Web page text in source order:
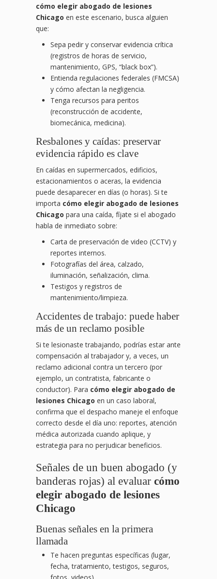
cómo elegir abogado de lesiones
Chicago en este escenario, busca alguien
que:
Sepa pedir y conservar evidencia crítica
(registros de horas de servicio,
mantenimiento, GPS, “black box”).
Entienda regulaciones federales (FMCSA)
y cómo afectan la negligencia.
Tenga recursos para peritos
(reconstrucción de accidente,
biomecánica, medicina).
Resbalones y caídas: preservar
evidencia rápido es clave
En caídas en supermercados, edificios,
estacionamientos o aceras, la evidencia
puede desaparecer en días (o horas). Si te
importa cómo elegir abogado de lesiones
Chicago para una caída, fíjate si el abogado
habla de inmediato sobre:
Carta de preservación de video (CCTV) y
reportes internos.
Fotografías del área, calzado,
iluminación, señalización, clima.
Testigos y registros de
mantenimiento/limpieza.
Accidentes de trabajo: puede haber
más de un reclamo posible
Si te lesionaste trabajando, podrías estar ante
compensación al trabajador y, a veces, un
reclamo adicional contra un tercero (por
ejemplo, un contratista, fabricante o
conductor). Para cómo elegir abogado de
lesiones Chicago en un caso laboral,
confirma que el despacho maneje el enfoque
correcto desde el día uno: reportes, atención
médica autorizada cuando aplique, y
estrategia para no perjudicar beneficios.
Señales de un buen abogado (y
banderas rojas) al evaluar cómo
elegir abogado de lesiones
Chicago
Buenas señales en la primera
llamada
Te hacen preguntas específicas (lugar,
fecha, tratamiento, testigos, seguros,